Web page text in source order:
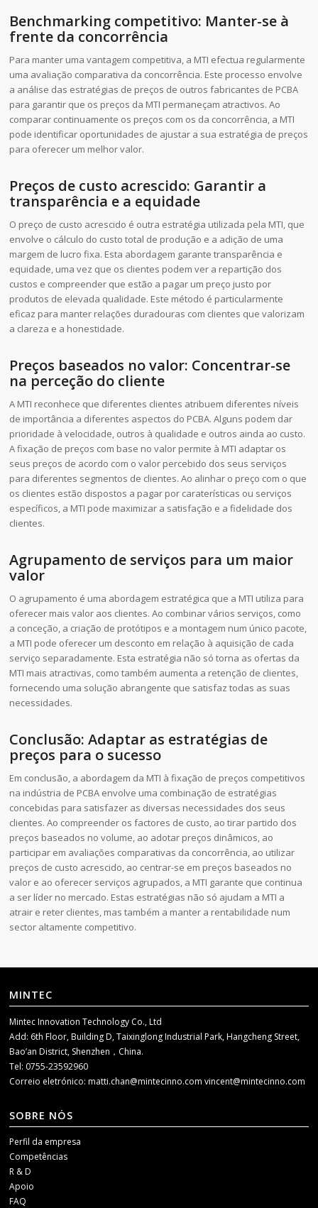
Benchmarking competitivo: Manter-se à
frente da concorrência
Para manter uma vantagem competitiva, a MTI efectua regularmente
uma avaliação comparativa da concorrência. Este processo envolve
a análise das estratégias de preços de outros fabricantes de PCBA
para garantir que os preços da MTI permaneçam atractivos. Ao
comparar continuamente os preços com os da concorrência, a MTI
pode identificar oportunidades de ajustar a sua estratégia de preços
para oferecer um melhor valor.
Preços de custo acrescido: Garantir a
transparência e a equidade
O preço de custo acrescido é outra estratégia utilizada pela MTI, que
envolve o cálculo do custo total de produção e a adição de uma
margem de lucro fixa. Esta abordagem garante transparência e
equidade, uma vez que os clientes podem ver a repartição dos
custos e compreender que estão a pagar um preço justo por
produtos de elevada qualidade. Este método é particularmente
eficaz para manter relações duradouras com clientes que valorizam
a clareza e a honestidade.
Preços baseados no valor: Concentrar-se
na perceção do cliente
A MTI reconhece que diferentes clientes atribuem diferentes níveis
de importância a diferentes aspectos do PCBA. Alguns podem dar
prioridade à velocidade, outros à qualidade e outros ainda ao custo.
A fixação de preços com base no valor permite à MTI adaptar os
seus preços de acordo com o valor percebido dos seus serviços
para diferentes segmentos de clientes. Ao alinhar o preço com o que
os clientes estão dispostos a pagar por caraterísticas ou serviços
específicos, a MTI pode maximizar a satisfação e a fidelidade dos
clientes.
Agrupamento de serviços para um maior
valor
O agrupamento é uma abordagem estratégica que a MTI utiliza para
oferecer mais valor aos clientes. Ao combinar vários serviços, como
a conceção, a criação de protótipos e a montagem num único pacote,
a MTI pode oferecer um desconto em relação à aquisição de cada
serviço separadamente. Esta estratégia não só torna as ofertas da
MTI mais atractivas, como também aumenta a retenção de clientes,
fornecendo uma solução abrangente que satisfaz todas as suas
necessidades.
Conclusão: Adaptar as estratégias de
preços para o sucesso
Em conclusão, a abordagem da MTI à fixação de preços competitivos
na indústria de PCBA envolve uma combinação de estratégias
concebidas para satisfazer as diversas necessidades dos seus
clientes. Ao compreender os factores de custo, ao tirar partido dos
preços baseados no volume, ao adotar preços dinâmicos, ao
participar em avaliações comparativas da concorrência, ao utilizar
preços de custo acrescido, ao centrar-se em preços baseados no
valor e ao oferecer serviços agrupados, a MTI garante que continua
a ser líder no mercado. Estas estratégias não só ajudam a MTI a
atrair e reter clientes, mas também a manter a rentabilidade num
sector altamente competitivo.
MINTEC
Mintec Innovation Technology Co., Ltd
Add: 6th Floor, Building D, Taixinglong Industrial Park, Hangcheng Street,
Bao’an District, Shenzhen，China.
Tel: 0755-23592960
Correio eletrónico:matti.chan@mintecinno.comvincent@mintecinno.com
SOBRE NÓS
Perfil da empresa
Competências
R & D
Apoio
FAQ